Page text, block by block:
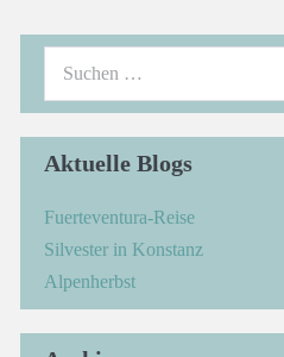
Aktuelle Blogs
Fuerteventura-Reise
Silvester in Konstanz
Alpenherbst